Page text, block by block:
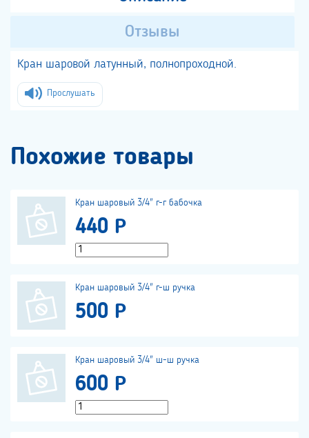
Отзывы
Кран шаровой латунный, полнопроходной.
Прослушать
Похожие товары
Кран шаровый 3/4" г-г бабочка
440 Р
Кран шаровый 3/4" г-ш ручка
500 Р
Кран шаровый 3/4" ш-ш ручка
600 Р